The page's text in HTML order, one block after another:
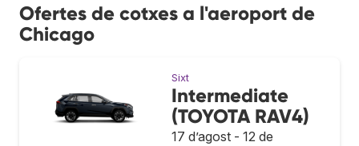
Ofertes de cotxes a l'aeroport de
Chicago
Sixt
Intermediate
(TOYOTA RAV4)
17 d’agost - 12 de